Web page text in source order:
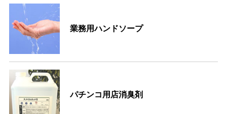
業務用ハンドソープ
パチンコ用店消臭剤